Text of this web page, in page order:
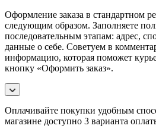
Оформление заказа в стандартном
следующим образом. Заполняете
последовательным этапам: адрес,
данные о себе. Советуем в
информацию, которая поможет
кнопку «Оформить заказ».
Оплачивайте покупки удобным
магазине доступно 3 варианта